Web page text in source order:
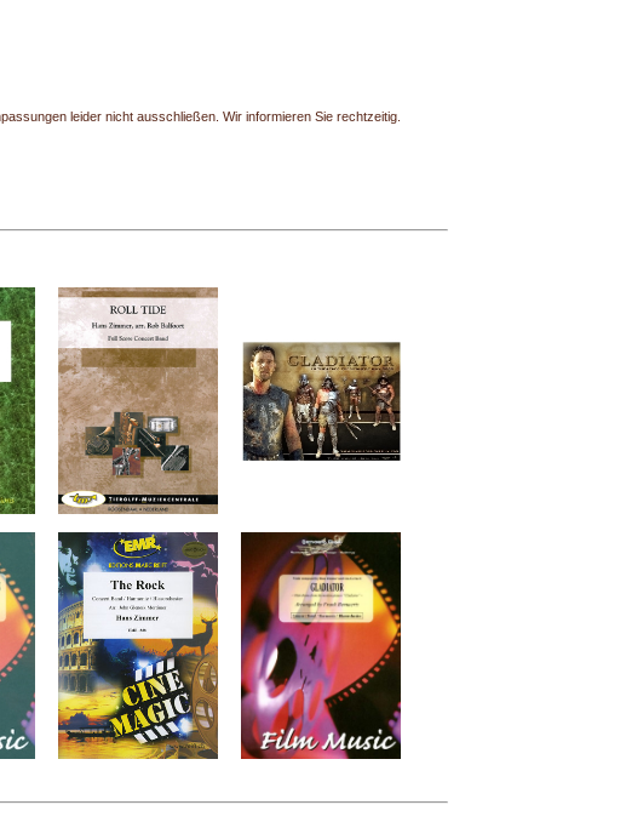
leider nicht ausschließen. Wir informieren Sie rechtzeitig.